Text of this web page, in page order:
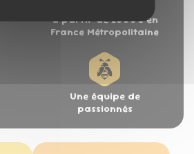
à partir de 2000€ en
France Métropolitaine
Une équipe de
passionnés